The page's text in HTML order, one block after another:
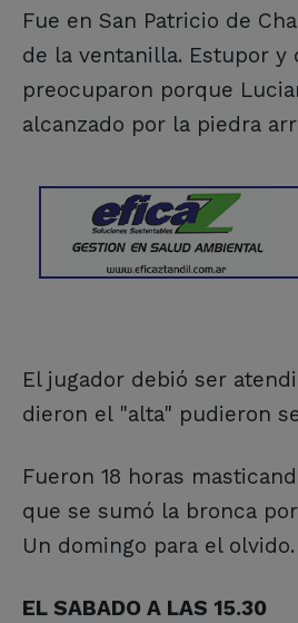
Fue en San Patricio de
de la ventanilla. Estupor
preocuparon porque
alcanzado por la piedra
El jugador debió ser
dieron el "alta" pudieron
Fueron 18 horas
que se sumó la bronca
Un domingo para el
EL SABADO A LAS 15.30